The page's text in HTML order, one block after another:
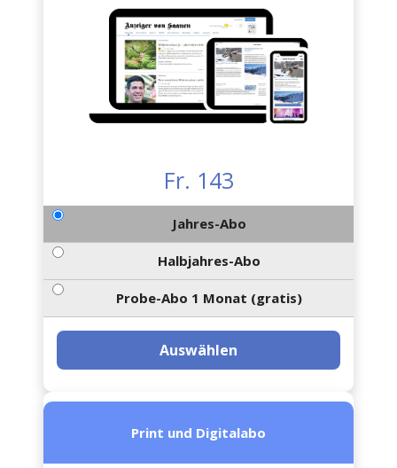
Fr. 143
Jahres-Abo
Halbjahres-Abo
Probe-Abo 1 Monat (gratis)
Auswählen
Print und Digitalabo